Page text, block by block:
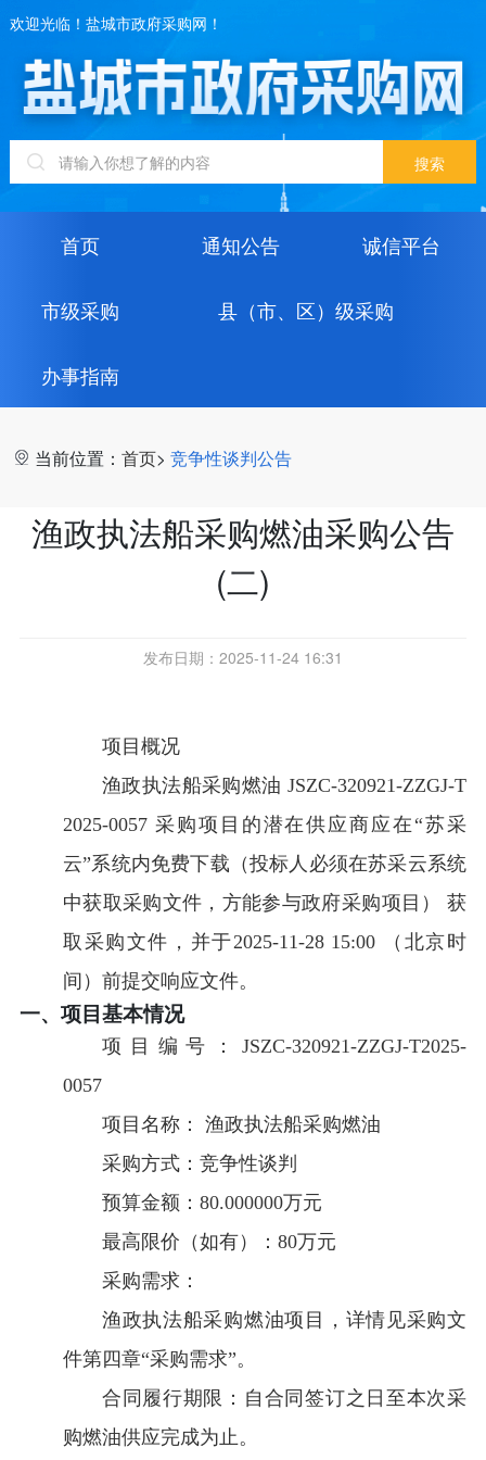
欢迎光临！盐城市政府采购网！
首页 通知公告 诚信平台
市级采购 县（市、区）级采购
办事指南
当前位置： 首页> 竞争性谈判公告
渔政执法船采购燃油采购公告
(二)
发布日期：2025-11-24 16:31
项目概况
渔政执法船采购燃油 JSZC-320921-ZZGJ-T
2025-0057采购项目的潜在供应商应在 “苏采
云”系统内免费下载（投标人必须在苏采云系统
中获取采购文件，方能参与政府采购项目）
获
取采购文件，并于2025-11-28 15:00 （北京时
间）前提交响应文件。
一、项目基本情况
项目编号：JSZC-320921-ZZGJ-T2025-
0057
项目名称：
渔政执法船采购燃油
采购方式： 竞争性谈判
预算金额： 80.000000万元
最高限价（如有）： 80万元
采购需求：
渔政执法船采购燃油项目， 详情见采购文
件第四章“采购需求”。
合同履行期限： 自合同签订之日至本次采
购燃油供应完成为止。